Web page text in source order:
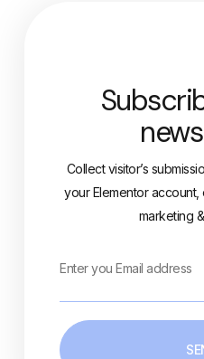
Collect visitor’s
your Elementor
marketing